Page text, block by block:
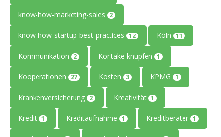
know-how-marketing-sales 2
know-how-startup-best-practices 12 Köln 11
Kommunikation 2 Kontake knüpfen 1
Kooperationen 27 Kosten 3 KPMG 1
Krankenversicherung 2 Kreativität 1
Kredit 1 Kreditaufnahme 1 Kreditberater 1